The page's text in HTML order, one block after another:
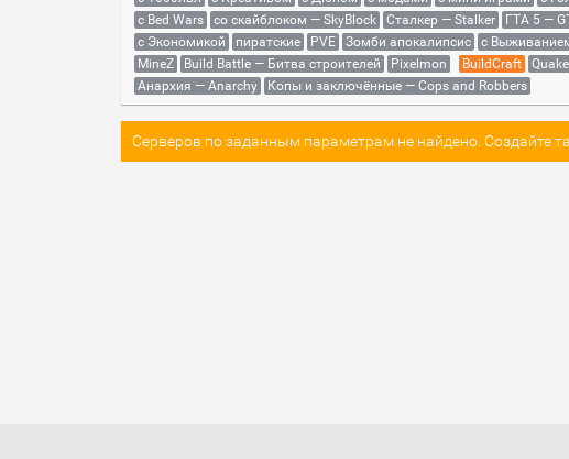
с Bed Wars
со скайблоком — SkyBlock Сталкер — Stalker ГТА 5 —
с Экономикой
пиратские PVE Зомби апокалипсис с
MineZ
Build Battle — Битва строителей Pixelmon BuildCraft Quake
Анархия — Anarchy
Копы и заключённые — Cops and Robbers
Серверов по заданным параметрам не найдено. Создайте